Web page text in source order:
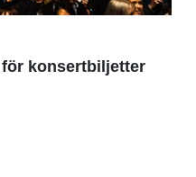
konsertbiljetter